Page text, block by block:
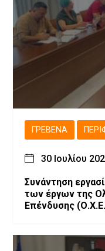
ΓΡΕΒΕΝΆ
30 Ιουλίου
Συνάντηση
των έργων της
Επένδυσης